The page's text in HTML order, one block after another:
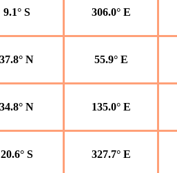
9.1° S 306.0° E
37.8° N 55.9° E
34.8° N 135.0° E
20.6° S 327.7° E